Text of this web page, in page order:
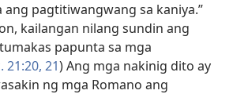
pagtitiwangwang sa kaniya.”
kailangan nilang sundin ang
papunta sa mga
21:20, 21) Ang mga nakinig dito ay
ng mga Romano ang